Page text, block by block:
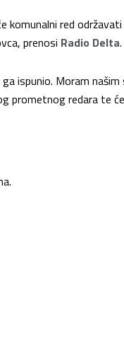
komunalni red
prenosi Radio Delta.
ispunio. Moram
prometnog redara te